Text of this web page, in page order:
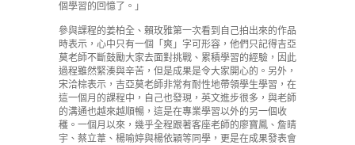
個學習的回憶了。」
參與課程的姜柏全、賴玫雅第一次看到自己拍出來的作品
時表示，心中只有一個「爽」字可形容，他們只記得吉亞
莫老師不斷鼓勵大家去面對挑戰、累積學習的經驗，因此
過程雖然緊湊與辛苦，但是成果是令大家開心的。另外，
宋洽棕表示，吉亞莫老師非常有耐性地帶領學生學習，在
這一個月的課程中，自己也發現，英文進步很多，與老師
的溝通也越來越順暢，這是在專業學習以外的另一個收
穫。一個月以來，幾乎全程跟著客座老師的廖寶鳳、詹晴
宇、蔡立葦、楊喻婷與楊依穎等同學，更是在成果發表會